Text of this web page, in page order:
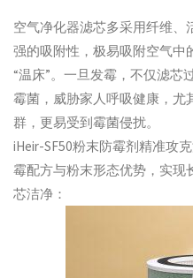
空气净化器滤芯多采用纤维、
强的吸附性，极易吸附空气中
“温床”。一旦发霉，不仅滤芯
霉菌，威胁家人呼吸健康，尤
群，更易受到霉菌侵扰。
iHeir-SF50粉末防霉剂精准攻
霉配方与粉末形态优势，实现
芯洁净：